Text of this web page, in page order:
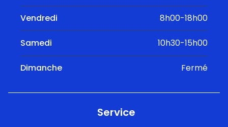
Vendredi 8h00-18h00
Samedi 10h30-15h00
Dimanche Fermé
Service